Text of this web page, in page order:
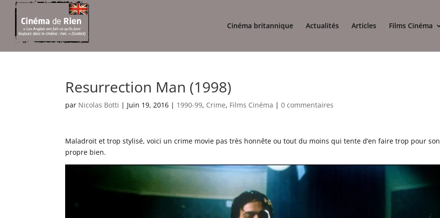
Cinéma britannique Actualités Articles Films Cinéma
Resurrection Man (1998)
par Nicolas Botti | Juin 19, 2016 | 1990-99, Crime, Films Cinéma |0 commentaires
Maladroit et trop stylisé, voici un crime movie pas très honnête ou tout du moins qui tente d’en faire trop pour son
propre bien.